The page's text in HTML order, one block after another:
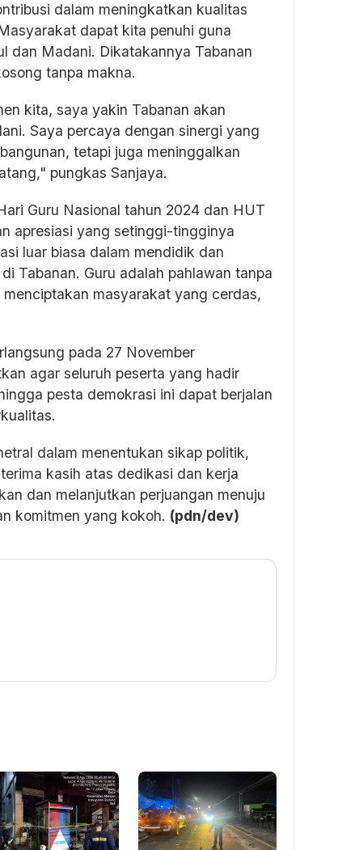
dalam meningkatkan kualitas
dapat kita penuhi guna
dan Madani. Dikatakannya Tabanan
tanpa makna.
kita, saya yakin Tabanan akan
Saya percaya dengan sinergi yang
tetapi juga meninggalkan
pungkas Sanjaya.
Guru Nasional tahun 2024 dan HUT
apresiasi yang setinggi-tingginya
luar biasa dalam mendidik dan
Tabanan. Guru adalah pahlawan tanpa
masyarakat yang cerdas,
pada 27 November
agar seluruh peserta yang hadir
pesta demokrasi ini dapat berjalan
dalam menentukan sikap politik,
kasih atas dedikasi dan kerja
dan melanjutkan perjuangan menuju
komitmen yang kokoh. (pdn/dev)